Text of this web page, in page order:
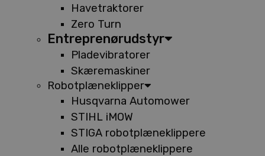
Havetraktorer
Zero Turn
Entreprenørudstyr
Pladevibratorer
Skæremaskiner
Robotplæneklipper
Husqvarna Automower
STIHL iMOW
STIGA robotplæneklippere
Alle robotplæneklippere